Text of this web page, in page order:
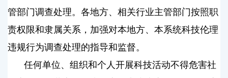
管部门调查处理。各地方、相关行业主管部门按照职
责权限和隶属关系，加强对本地方、本系统科技伦理
违规行为调查处理的指导和监督。
任何单位、组织和个人开展科技活动不得危害社